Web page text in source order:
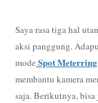
Saya rasa tiga hal
aksi panggung.
mode Spot Meterring
membantu kamera
saja. Berikutnya, bisa